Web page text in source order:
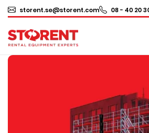
storent.se@storent.com 08 - 40 20